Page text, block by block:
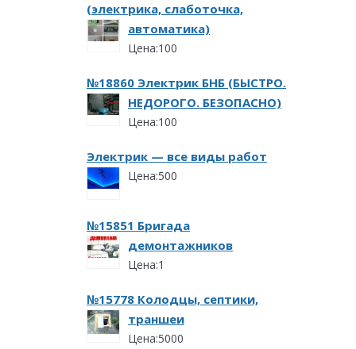
(электрика, слаботочка,
автоматика)
Цена:100
№18860 Электрик БНБ (БЫСТРО.
НЕДОРОГО. БЕЗОПАСНО)
Цена:100
Электрик — все виды работ
Цена:500
№15851 Бригада
демонтажников
Цена:1
№15778 Колодцы, септики,
траншеи
Цена:5000